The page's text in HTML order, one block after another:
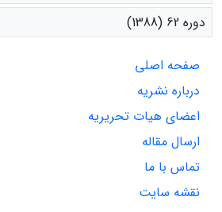
دوره 62 (1388)
صفحه اصلی
درباره نشریه
اعضای هیات تحریریه
ارسال مقاله
تماس با ما
نقشه سایت